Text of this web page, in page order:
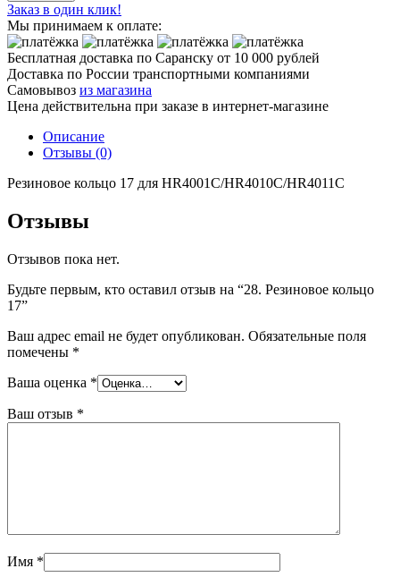
Заказ в один клик!
Мы принимаем к оплате:
Бесплатная доставка по Саранску от 10 000 рублей
Доставка по России транспортными компаниями
Самовывоз из магазина
Цена действительна при заказе в интернет-магазине
Описание
Отзывы (0)
Резиновое кольцо 17 для HR4001C/HR4010C/HR4011C
Отзывы
Отзывов пока нет.
Будьте первым, кто оставил отзыв на “28. Резиновое кольцо
17”
Ваш адрес email не будет опубликован. Обязательные поля
помечены *
Ваша оценка *
Ваш отзыв *
Имя *